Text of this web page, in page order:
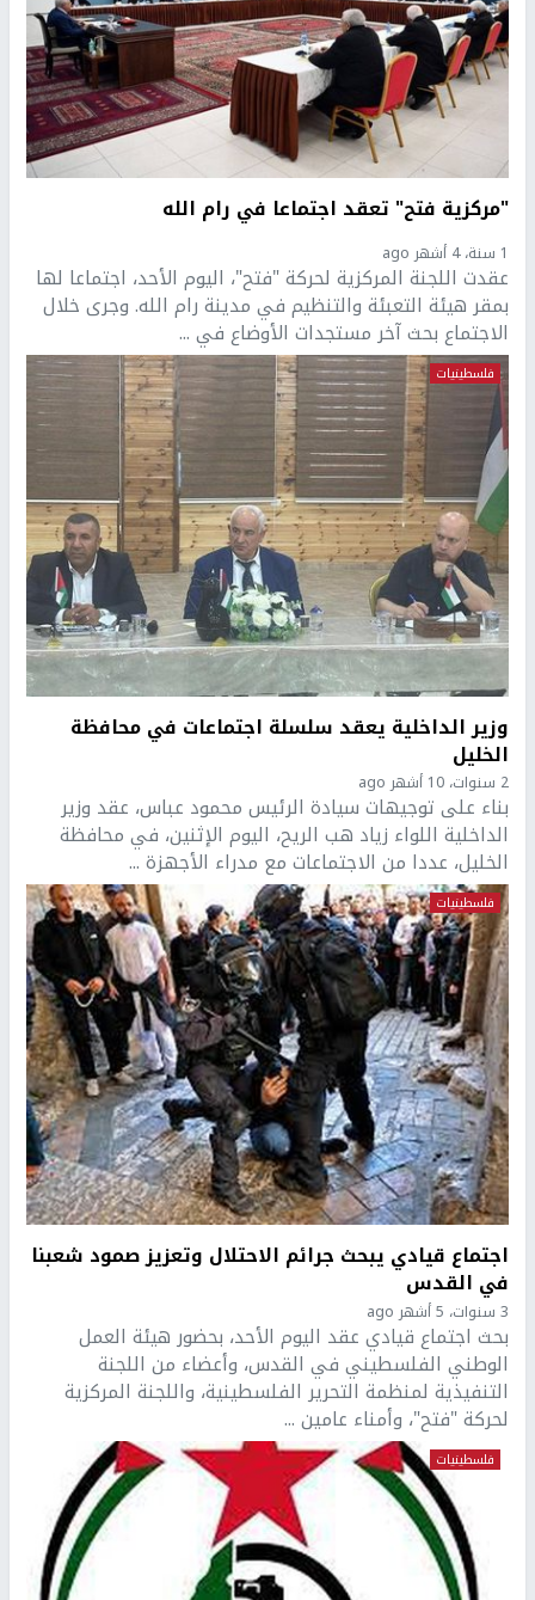
"مركزية فتح" تعقد اجتماعا في رام الله
1 سنة، 4 أشهر ago
عقدت اللجنة المركزية لحركة "فتح"، اليوم الأحد، اجتماعا لها
بمقر هيئة التعبئة والتنظيم في مدينة رام الله. وجرى خلال
الاجتماع بحث آخر مستجدات الأوضاع في ...
فلسطينيات
وزير الداخلية يعقد سلسلة اجتماعات في محافظة
الخليل
2 سنوات، 10 أشهر ago
بناء على توجيهات سيادة الرئيس محمود عباس، عقد وزير
الداخلية اللواء زياد هب الريح، اليوم الإثنين، في محافظة
الخليل، عددا من الاجتماعات مع مدراء الأجهزة ...
فلسطينيات
اجتماع قيادي يبحث جرائم الاحتلال وتعزيز صمود شعبنا
في القدس
3 سنوات، 5 أشهر ago
بحث اجتماع قيادي عقد اليوم الأحد، بحضور هيئة العمل
الوطني الفلسطيني في القدس، وأعضاء من اللجنة
التنفيذية لمنظمة التحرير الفلسطينية، واللجنة المركزية
لحركة "فتح"، وأمناء عامين ...
فلسطينيات